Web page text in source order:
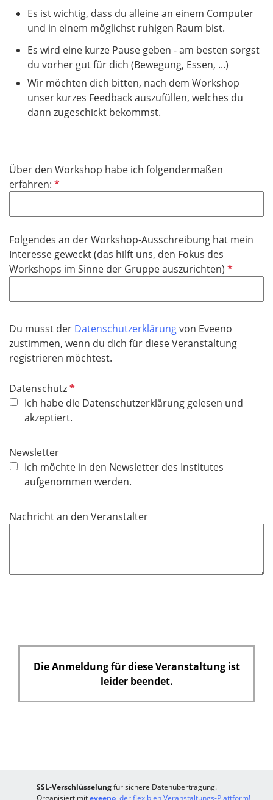
Es ist wichtig, dass du alleine an einem Computer
und in einem möglichst ruhigen Raum bist.
Es wird eine kurze Pause geben - am besten sorgst
du vorher gut für dich (Bewegung, Essen, ...)
Wir möchten dich bitten, nach dem Workshop
unser kurzes Feedback auszufüllen, welches du
dann zugeschickt bekommst.
Über den Workshop habe ich folgendermaßen
erfahren: P
c
h
t
e
d
Folgendes an der Workshop-Ausschreibung hat mein
Interesse geweckt (das hilft uns, den Fokus des
Workshops im Sinne der Gruppe auszurichten) P
c
h
l
Du musst der Datenschutzerklärungvon Eveeno
zustimmen, wenn du dich für diese Veranstaltung
registrieren möchtest.
DatenschutzP
f
l
h
l
Ich habe die Datenschutzerklärung gelesen und
akzeptiert.
Newsletter
Ich möchte in den Newsletter des Institutes
aufgenommen werden.
Nachricht an den Veranstalter
Die Anmeldung für diese Veranstaltung ist
leider beendet.
SSL-Verschlüsselungfür sichere Datenübertragung.
Organisiert miteveeno , der flexiblen Veranstaltungs-Plattform!